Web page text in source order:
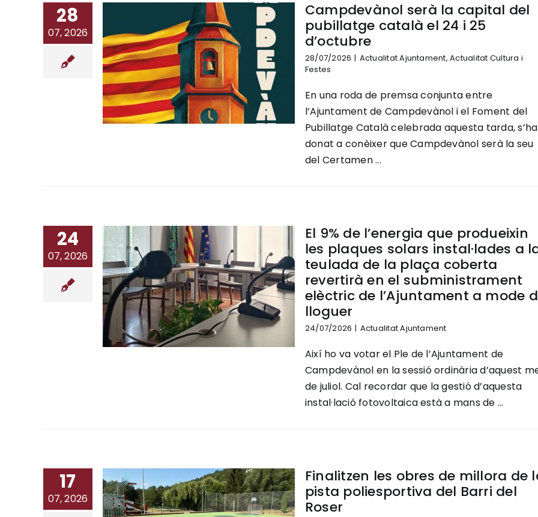
28
07, 2026
Campdevànol serà la capital del
pubillatge català el 24 i 25
d’octubre
28/07/2026 | Actualitat Ajuntament,Actualitat Cultura i
Festes
En una roda de premsa conjunta entre
l’Ajuntament de Campdevànol i el Foment del
Pubillatge Català celebrada aquesta tarda, s’ha
donat a conèixer que Campdevànol serà la seu
del Certamen ...
24
07, 2026
El 9% de l’energia que produeixin
les plaques solars instal·lades a
teulada de la plaça coberta
revertirà en el subministrament
elèctric de l’Ajuntament a mode
lloguer
24/07/2026 | Actualitat Ajuntament
Així ho va votar el Ple de l’Ajuntament de
Campdevànol en la sessió ordinària d’aquest
de juliol. Cal recordar que la gestió d’aquesta
instal·lació fotovoltaica està a mans de ...
17
07, 2026
Finalitzen les obres de millora de
pista poliesportiva del Barri del
Roser